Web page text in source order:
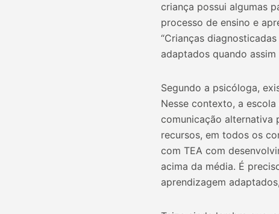
criança possui algumas
processo de ensino e
“Crianças
adaptados quando assim
Segundo a psicóloga,
Nesse contexto, a
comunicação alternativa
recursos, em todos os
com TEA com
acima da média. É
aprendizagem